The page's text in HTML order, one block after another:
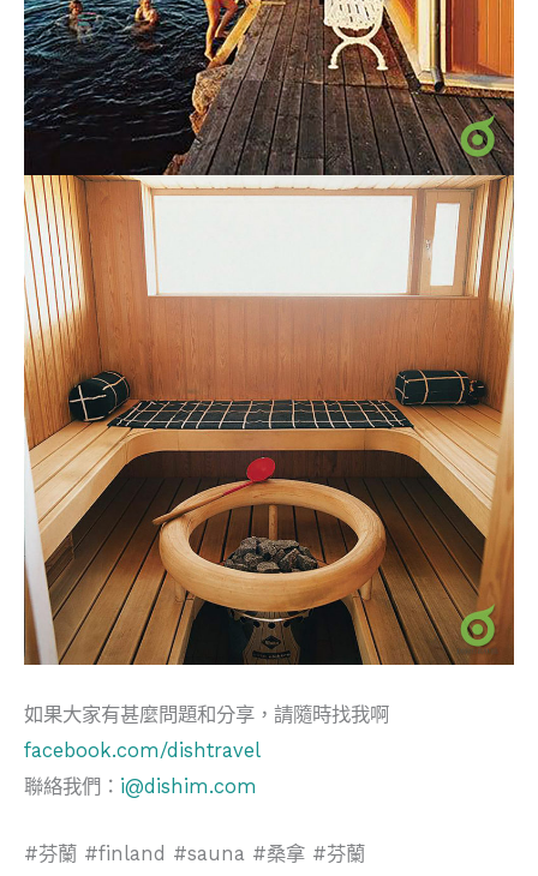
如果大家有甚麼問題和分享，請隨時找我啊
facebook.com/dishtravel
聯絡我們： i@dishim.com
#芬蘭 #finland #sauna #桑拿 #芬蘭